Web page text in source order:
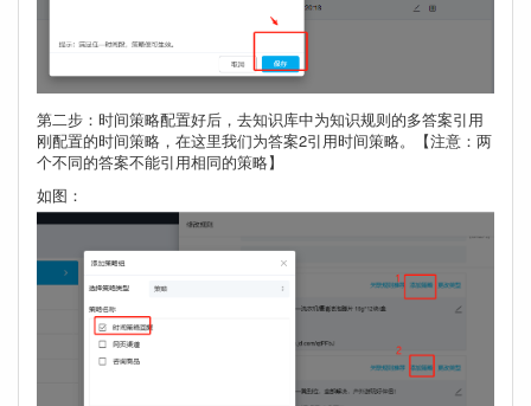
第二步：时间策略配置好后，去知识库中为知识规则的多答案引用
刚配置的时间策略，在这里我们为答案2引用时间策略。【注意：两
个不同的答案不能引用相同的策略】
如图：